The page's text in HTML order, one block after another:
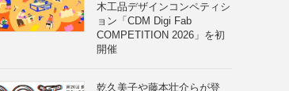
木工品デザインコンペティシ
ョン「CDM Digi Fab
COMPETITION 2026」を初
開催
乾久美子や藤本壮介らが登